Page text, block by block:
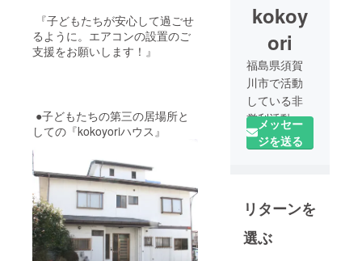
『子どもたちが安心して過ごせ
るように。エアコンの設置のご
支援をお願いします！』
●子どもたちの第三の居場所と
しての『kokoyoriハウス』
kokoy
ori
福島県須賀
川市で活動
している非
営利活動団
体kokoyoriで
す。
育てるため
の食堂わら
メッセー
ジを送る
リターンを
選ぶ